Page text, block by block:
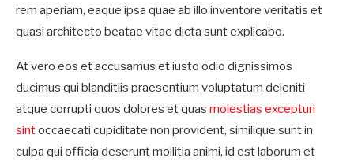
rem aperiam, eaque ipsa quae ab illo inventore veritatis et
quasi architecto beatae vitae dicta sunt explicabo.
At vero eos et accusamus et iusto odio dignissimos
ducimus qui blanditiis praesentium voluptatum deleniti
atque corrupti quos dolores et quas molestias excepturi
sintoccaecati cupiditate non provident, similique sunt in
culpa qui officia deserunt mollitia animi, id est laborum et